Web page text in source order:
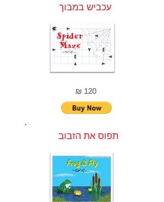
עכביש במבוך
120 ₪
תפוס את הזבוב